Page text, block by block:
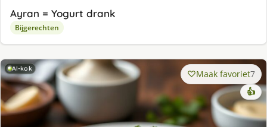
Ayran = Yogurt drank
Bijgerechten
AI-kok Maak favoriet7
👍